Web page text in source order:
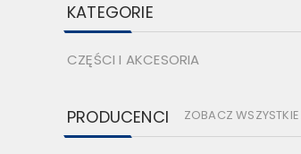
KATEGORIE
CZĘŚCI I AKCESORIA
PRODUCENCI ZOBACZ WSZYSTKIE